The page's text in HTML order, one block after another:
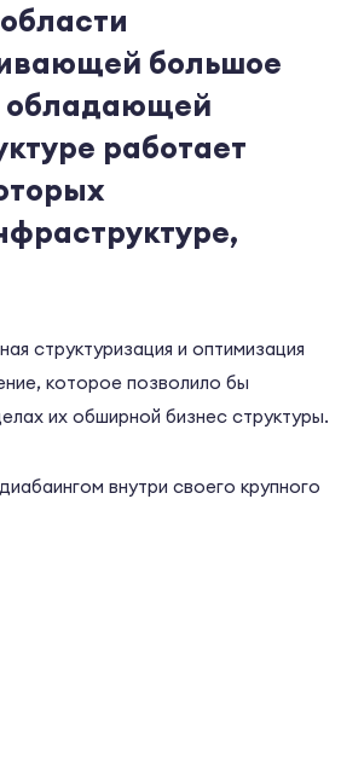
большое
обладающей
работает
структуризация и оптимизация
которое позволило бы
их обширной бизнес структуры.
внутри своего крупного